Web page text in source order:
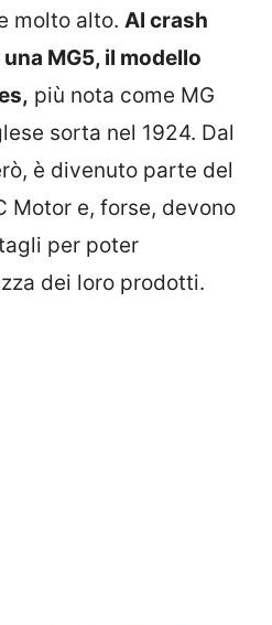
molto alto. Al crash
MG5, il modello
più nota come MG
sorta nel 1924. Dal
è divenuto parte del
Motor e, forse, devono
per poter
dei loro prodotti.